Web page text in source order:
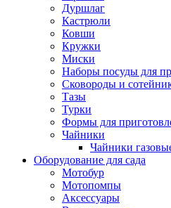
Дуршлаг
Кастрюли
Ковши
Кружки
Миски
Наборы посуды для
Сковороды и
Тазы
Турки
Формы для
Чайники
Чайники
Оборудование для сада
Мотобур
Мотопомпы
Аксессуары